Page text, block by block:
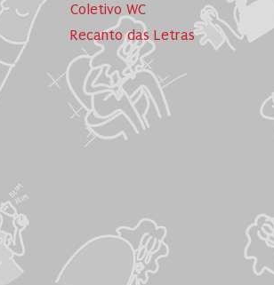
Coletivo WC
Recanto das Letras